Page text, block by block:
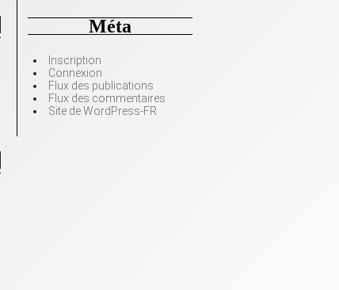
Méta
Inscription
Connexion
Flux des publications
Flux des commentaires
Site de WordPress-FR